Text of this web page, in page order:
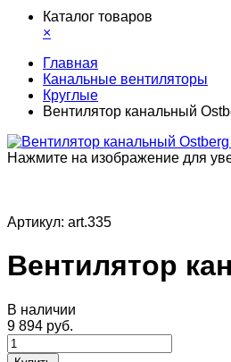
Каталог товаров
×
Главная
Канальные вентиляторы
Круглые
Вентилятор канальный
Нажмите на изображение для
Артикул: art.335
Вентилятор
В наличии
9 894 руб.